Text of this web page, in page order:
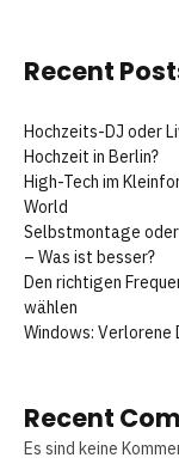
Recent
Hochzeits-DJ oder
Hochzeit in Berlin?
High-Tech im
World
Selbstmontage
– Was ist besser?
Den richtigen
wählen
Windows:
Recent
Es sind keine